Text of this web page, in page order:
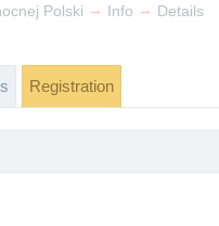
Polski → Info → Details
Registration